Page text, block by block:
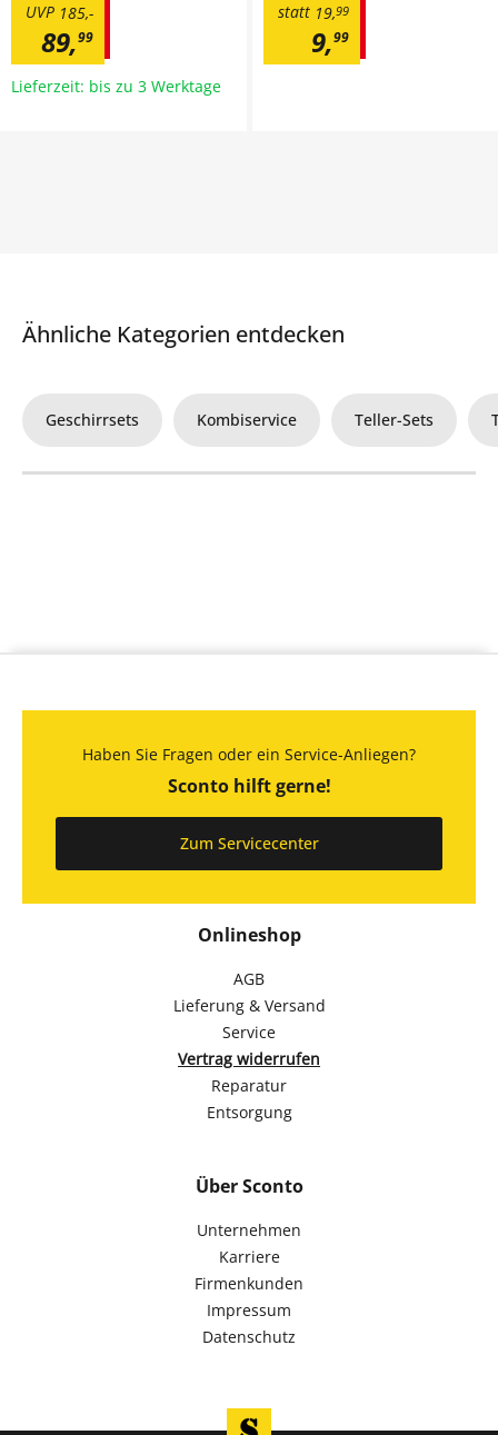
89,99
185,-
UVP
Lieferzeit: bis zu 3 Werktage
9,99
19,99
statt
Ähnliche Kategorien entdecken
Geschirrsets Kombiservice Teller-Sets
Onlineshop
AGB
Lieferung & Versand
Service
Vertrag widerrufen
Reparatur
Entsorgung
Über Sconto
Unternehmen
Karriere
Firmenkunden
Impressum
Datenschutz
Haben Sie Fragen oder ein Service-Anliegen?
Sconto hilft gerne!
Zum Servicecenter